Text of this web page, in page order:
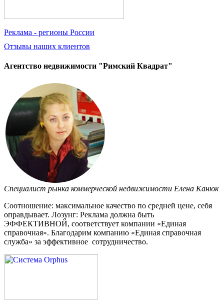
Реклама - регионы России
Отзывы наших клиентов
Агентство недвижимости "Римский Квадрат"
Специалист рынка коммерческой недвижимости Елена Канюк
Соотношение: максимальное качество по средней цене, себя
оправдывает. Лозунг: Реклама должна быть
ЭФФЕКТИВНОЙ, соответствует компании «Единая
справочная». Благодарим компанию «Единая справочная
служба» за эффективное сотрудничество.